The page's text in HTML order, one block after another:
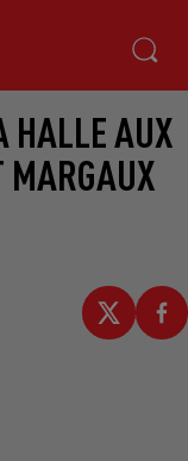
HALLE AUX